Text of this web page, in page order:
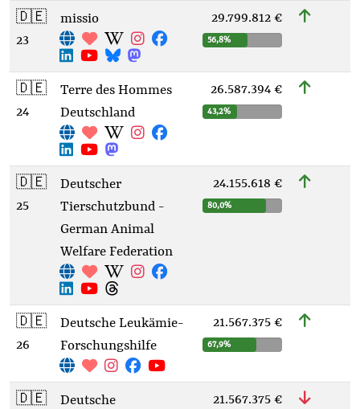
🇩🇪
23
missio 29.799.812 €
56,8%
🇩🇪
24
Terre des Hommes
Deutschland
26.587.394 €
43,2%
🇩🇪
25
Deutscher
Tierschutzbund -
German Animal
Welfare Federation
24.155.618 €
80,0%
🇩🇪
26
Deutsche Leukämie-
Forschungshilfe
21.567.375 €
67,9%
🇩🇪
Deutsche
21.567.375 €